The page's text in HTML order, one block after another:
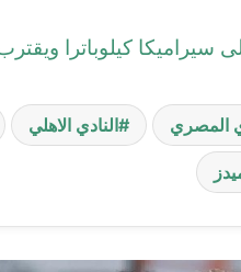
سيراميكا كيلوباترا
المصري النادي الاهلي